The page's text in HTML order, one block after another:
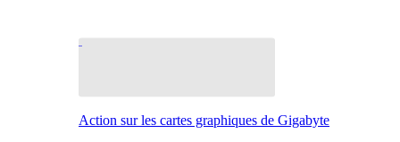
Action sur les cartes graphiques de Gigabyte